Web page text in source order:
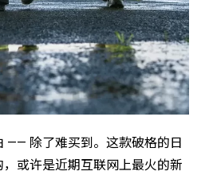
—— 除了难买到。这款破格的日
或许是近期互联网上最火的新